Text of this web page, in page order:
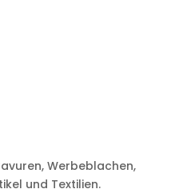
Werbeblachen,
und Textilien.